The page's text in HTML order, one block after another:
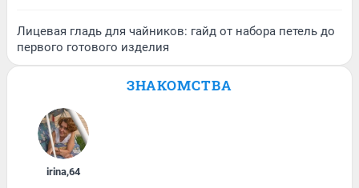
Лицевая гладь для чайников: гайд от набора петель до
первого готового изделия
ЗНАКОМСТВА
irina,64